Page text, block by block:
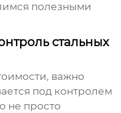
полезными
стальных
важно
под контролем
не просто